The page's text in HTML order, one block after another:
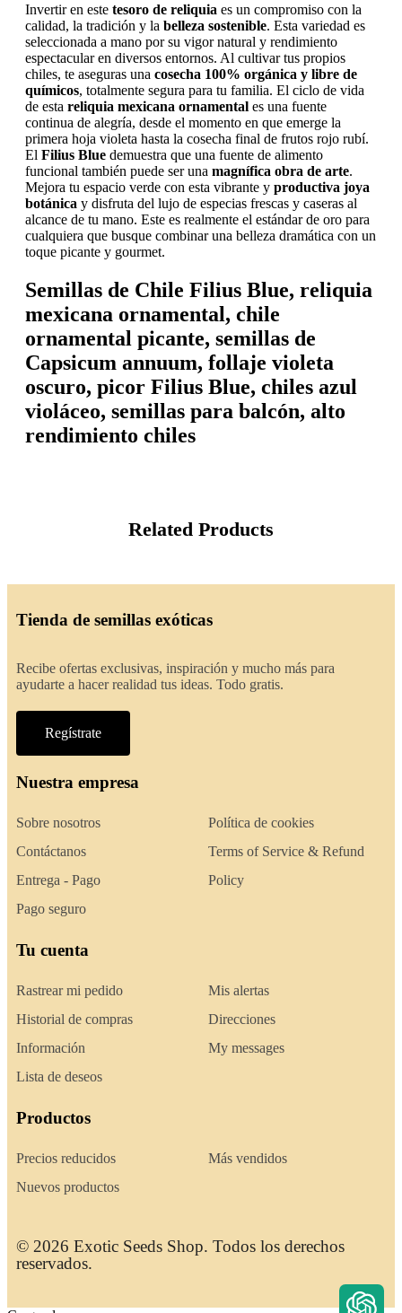
Invertir en este tesoro de reliquia es un compromiso con la
calidad, la tradición y la belleza sostenible. Esta variedad es
seleccionada a mano por su vigor natural y rendimiento
espectacular en diversos entornos. Al cultivar tus propios
chiles, te aseguras una cosecha 100% orgánica y libre de
químicos, totalmente segura para tu familia. El ciclo de vida
de esta reliquia mexicana ornamental es una fuente
continua de alegría, desde el momento en que emerge la
primera hoja violeta hasta la cosecha final de frutos rojo rubí.
El Filius Blue demuestra que una fuente de alimento
funcional también puede ser una magnífica obra de arte.
Mejora tu espacio verde con esta vibrante y productiva joya
botánica y disfruta del lujo de especias frescas y caseras al
alcance de tu mano. Este es realmente el estándar de oro para
cualquiera que busque combinar una belleza dramática con un
toque picante y gourmet.
Semillas de Chile Filius Blue, reliquia
mexicana ornamental, chile
ornamental picante, semillas de
Capsicum annuum, follaje violeta
oscuro, picor Filius Blue, chiles azul
violáceo, semillas para balcón, alto
rendimiento chiles
Related Products
Tienda de semillas exóticas
Recibe ofertas exclusivas, inspiración y mucho más para
ayudarte a hacer realidad tus ideas. Todo gratis.
Regístrate
Nuestra empresa
Sobre nosotros
Contáctanos
Entrega - Pago
Pago seguro
Política de cookies
Terms of Service & Refund
Policy
Tu cuenta
Rastrear mi pedido
Historial de compras
Información
Lista de deseos
Mis alertas
Direcciones
My messages
Productos
Precios reducidos
Nuevos productos
Más vendidos
© 2026 Exotic Seeds Shop. Todos los derechos
reservados.